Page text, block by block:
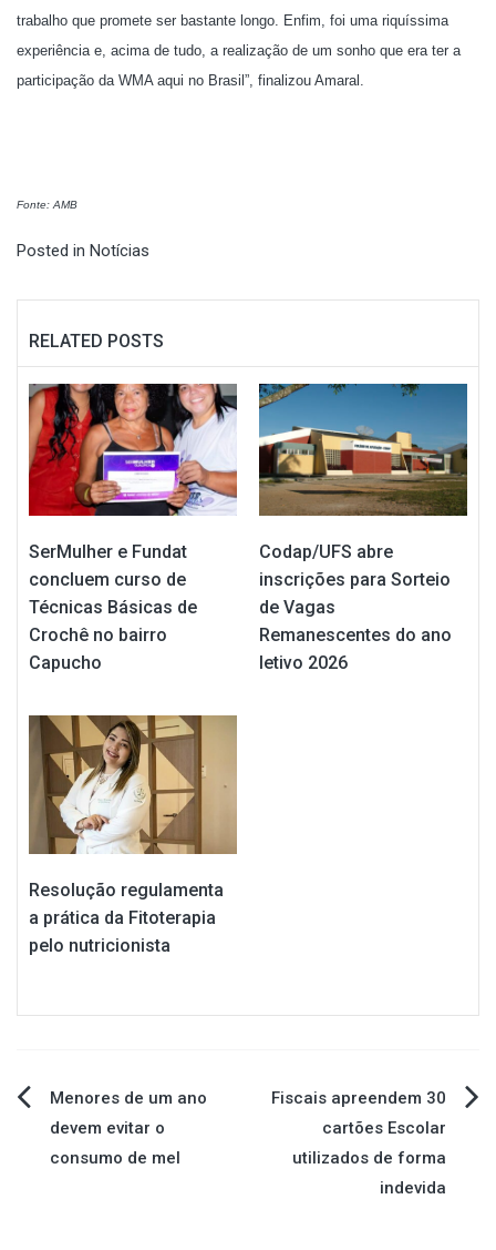
trabalho que promete ser bastante longo. Enfim, foi uma riquíssima
experiência e, acima de tudo, a realização de um sonho que era ter a
participação da WMA aqui no Brasil”, finalizou Amaral.
Fonte: AMB
Posted in Notícias
RELATED POSTS
SerMulher e Fundat
concluem curso de
Técnicas Básicas de
Crochê no bairro
Capucho
Codap/UFS abre
inscrições para Sorteio
de Vagas
Remanescentes do ano
letivo 2026
Resolução regulamenta
a prática da Fitoterapia
pelo nutricionista
Navegação
de
Menores de um ano
devem evitar o
consumo de mel
Fiscais apreendem 30
cartões Escolar
utilizados de forma
indevida